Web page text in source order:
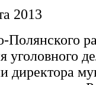
2013
Полянского
уголовного
директора